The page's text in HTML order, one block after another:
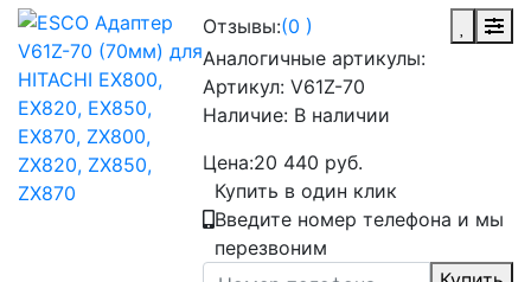
Отзывы:(0 )
Аналогичные артикулы:
Артикул: V61Z-70
Наличие: В наличии
Цена:20 440 руб.
Купить в один клик
Введите номер телефона и мы
перезвоним